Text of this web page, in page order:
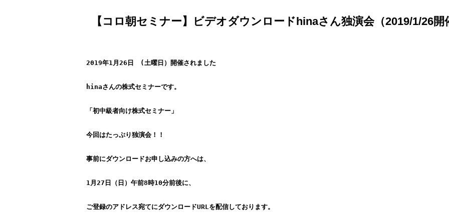
【コロ朝セミナー】ビデオダウンロードhinaさん独演会（2019/1/26開
2019年1月26日　(土曜日）開催されました
hinaさんの株式セミナーです。
「初中級者向け株式セミナー」
今回はたっぷり独演会！！
事前にダウンロードお申し込みの方へは、
1月27日（日）午前8時10分前後に、
ご登録のアドレス宛てにダウンロードURLを配信しております。